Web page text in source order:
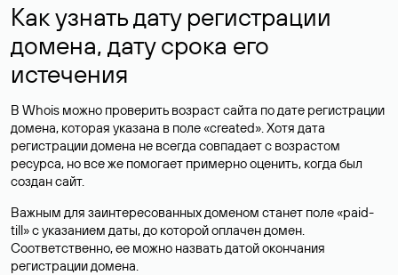
Как узнать дату регистрации
домена, дату срока его
истечения
В Whois можно проверить возраст сайта по дате регистрации
домена, которая указана в поле «created». Хотя дата
регистрации домена не всегда совпадает с возрастом
ресурса, но все же помогает примерно оценить, когда был
создан сайт.
Важным для заинтересованных доменом станет поле «paid-
till» с указанием даты, до которой оплачен домен.
Соответственно, ее можно назвать датой окончания
регистрации домена.